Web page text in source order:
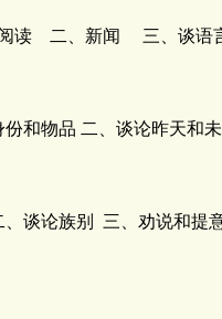
读 二、新闻 三、谈
物品 二、谈论昨天和
论族别 三、劝说和提意